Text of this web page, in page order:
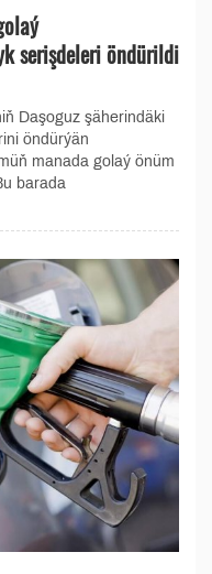
serişdeleri öndürildi
Daşoguz şäherindäki
öndürýän
manada golaý önüm
barada